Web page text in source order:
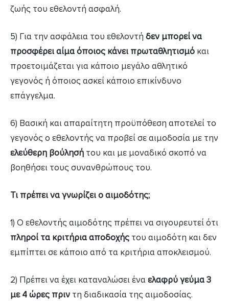
ζωής του εθελοντή ασφαλή.
5) Για την ασφάλεια του εθελοντή δεν μπορεί να
προσφέρει αίμα όποιος κάνει πρωταθλητισμό και
προετοιμάζεται για κάποιο μεγάλο αθλητικό
γεγονός ή όποιος ασκεί κάποιο επικίνδυνο
επάγγελμα.
6) Βασική και απαραίτητη προϋπόθεση αποτελεί το
γεγονός ο εθελοντής να προβεί σε αιμοδοσία με την
ελεύθερη βούλησή του και με μοναδικό σκοπό να
βοηθήσει τους συνανθρώπους του.
Τι πρέπει να γνωρίζει ο αιμοδότης;
1) Ο εθελοντής αιμοδότης πρέπει να σιγουρευτεί ότι
πληροί τα κριτήρια αποδοχής του αιμοδότη και δεν
εμπίπτει σε κάποιο από τα κριτήρια αποκλεισμού.
2) Πρέπει να έχει καταναλώσει έναελαφρύ γεύμα 3
με 4 ώρες πριν τη διαδικασία της αιμοδοσίας.